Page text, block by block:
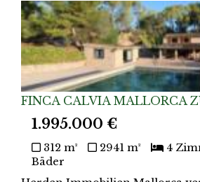
FINCA CALVIA MALLORCA
1.995.000 €
312 m² 2941 m² 4
Bäder